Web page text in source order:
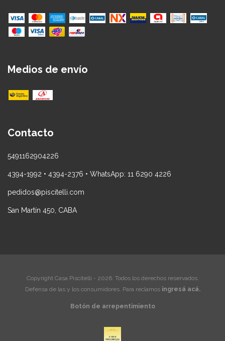
Medios de envío
Contacto
5491162904226
4394-1992 • 4394-2376 • WhatsApp: 11 6290 4226
pedidos@piscitelli.com
San Martín 450, CABA
Copyright Casa Piscitelli - 2026. Todos los derechos reservados.
Defensa de las y los consumidores. Para reclamos ingresá acá.
Botón de arrepentimiento